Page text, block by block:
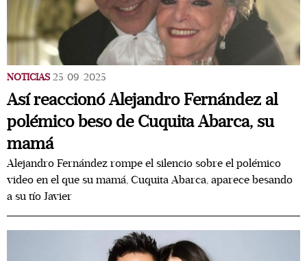
NOTICIAS 25/09/2025
Así reaccionó Alejandro Fernández al
polémico beso de Cuquita Abarca, su
mamá
Alejandro Fernández rompe el silencio sobre el polémico
video en el que su mamá, Cuquita Abarca, aparece besando
a su tío Javier